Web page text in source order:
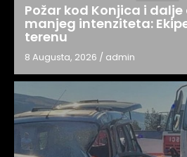
Požar kod Konjica i
manjeg intenziteta:
terenu
8 Augusta, 2026 / admin